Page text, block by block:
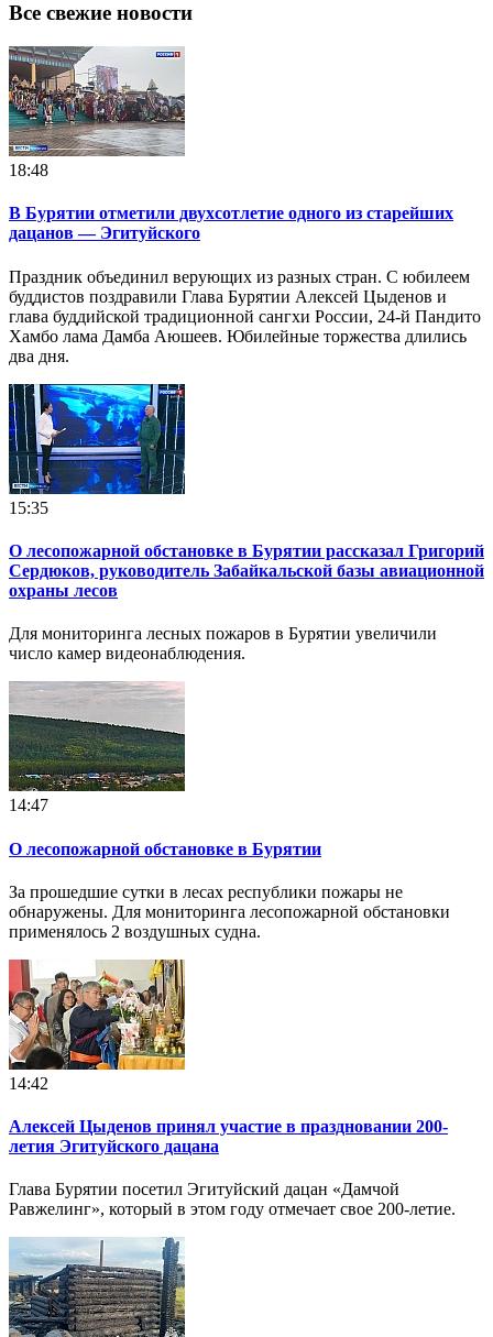
Все свежие новости
18:48
В Бурятии отметили двухсотлетие одного из старейших
дацанов — Эгитуйского
Праздник объединил верующих из разных стран. С юбилеем
буддистов поздравили Глава Бурятии Алексей Цыденов и
глава буддийской традиционной сангхи России, 24-й Пандито
Хамбо лама Дамба Аюшеев. Юбилейные торжества длились
два дня.
15:35
О лесопожарной обстановке в Бурятии рассказал Григорий
Сердюков, руководитель Забайкальской базы авиационной
охраны лесов
Для мониторинга лесных пожаров в Бурятии увеличили
число камер видеонаблюдения.
14:47
О лесопожарной обстановке в Бурятии
За прошедшие сутки в лесах республики пожары не
обнаружены. Для мониторинга лесопожарной обстановки
применялось 2 воздушных судна.
14:42
Алексей Цыденов принял участие в праздновании 200-
летия Эгитуйского дацана
Глава Бурятии посетил Эгитуйский дацан «Дамчой
Равжелинг», который в этом году отмечает свое 200-летие.